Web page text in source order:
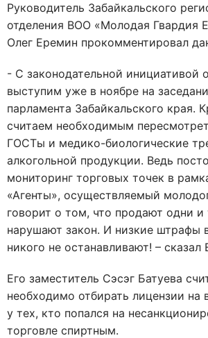
Руководитель Забайкальского
отделения ВОО «Молодая Гвардия
Олег Еремин прокомментировал
- С законодательной инициативой
выступим уже в ноябре на
парламента Забайкальского края.
считаем необходимым
ГОСТы и медико-биологические
алкогольной продукции. Ведь
мониторинг торговых точек в
«Агенты», осуществляемый
говорит о том, что продают одни
нарушают закон. И низкие штрафы
никого не останавливают! – сказал
Его заместитель Сэсэг Батуева
необходимо отбирать лицензии на
у тех, кто попался на
торговле спиртным.